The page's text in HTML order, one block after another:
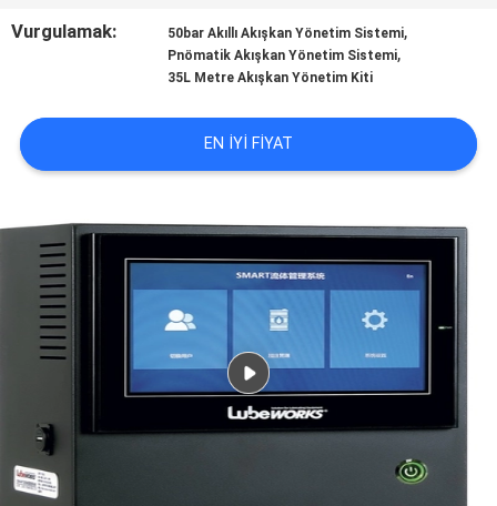
HABERLER
BIR
TEKLIF
SITE
HARITASI
PRIVACY
Vurgulamak:
50bar Akıllı Akışkan Yönetim Sistemi,
Pnömatik Akışkan Yönetim Sistemi,
35L Metre Akışkan Yönetim Kiti
EN IYI FIYAT